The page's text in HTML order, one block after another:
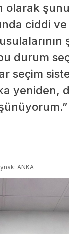
olarak
ciddi ve
durum
seçim
yeniden,
ANKA